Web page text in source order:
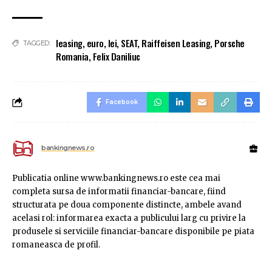
TAGGED: leasing, euro, lei, SEAT, Raiffeisen Leasing, Porsche
Romania, Felix Daniliuc
Facebook
bankingnews.ro
Publicatia online www.bankingnews.ro este cea mai
completa sursa de informatii financiar-bancare, fiind
structurata pe doua componente distincte, ambele avand
acelasi rol: informarea exacta a publicului larg cu privire la
produsele si serviciile financiar-bancare disponibile pe piata
romaneasca de profil.